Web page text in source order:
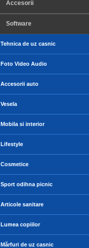
Accesorii
Software
Tehnica de uz casnic
Foto Video Audio
Accesorii auto
Vesela
Mobila si interior
Lifestyle
Cosmetice
Sport odihna picnic
Articole sanitare
Lumea copiilor
Mărfuri de uz casnic